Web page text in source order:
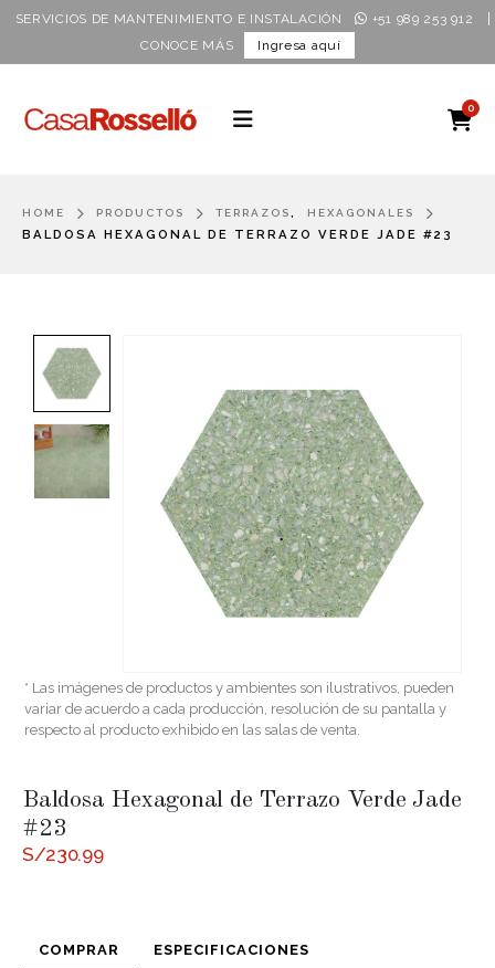
SERVICIOS DE MANTENIMIENTO E INSTALACIÓN +51 989 253 912
CONOCE MÁS Ingresa aquí
0
HOME PRODUCTOS TERRAZOS, HEXAGONALES
BALDOSA HEXAGONAL DE TERRAZO VERDE JADE #23
* Las imágenes de productos y ambientes son ilustrativos, pueden
variar de acuerdo a cada producción, resolución de su pantalla y
respecto al producto exhibido en las salas de venta.
Baldosa Hexagonal de Terrazo Verde Jade
#23
S/230.99
COMPRAR ESPECIFICACIONES